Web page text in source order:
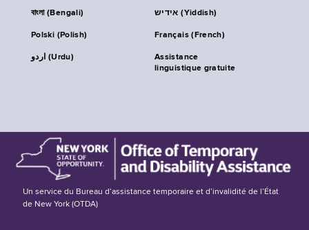
বাংলা (Bengali) אידיש (Yiddish)
Polski (Polish) Français (French)
اردو (Urdu)
Assistance
linguistique gratuite
Un service du Bureau d’assistance temporaire et d’invalidité de l’État
de New York (OTDA)